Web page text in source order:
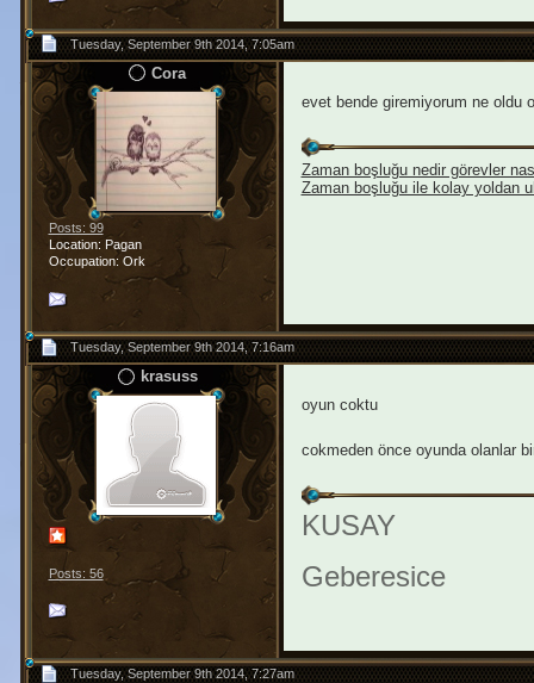
Tuesday, September 9th 2014, 7:05am
Cora
Posts: 99
Location: Pagan
Occupation: Ork
evet bende giremiyorum ne oldu
Zaman boşluğu nedir görevler
Zaman boşluğu ile kolay yoldan
Tuesday, September 9th 2014, 7:16am
krasuss
Posts: 56
oyun coktu
cokmeden önce oyunda olanlar
KUSAY
Geberesice
Tuesday, September 9th 2014, 7:27am